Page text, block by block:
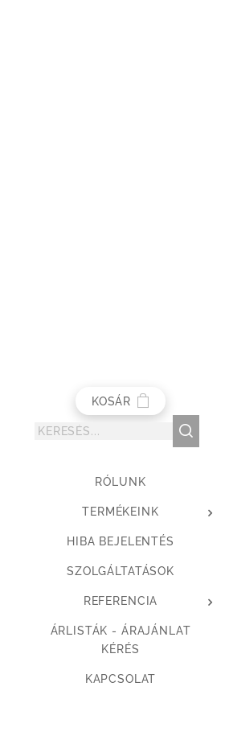
KOSÁR
RÓLUNK
TERMÉKEINK
HIBA BEJELENTÉS
SZOLGÁLTATÁSOK
REFERENCIA
ÁRLISTÁK - ÁRAJÁNLAT
KÉRÉS
KAPCSOLAT